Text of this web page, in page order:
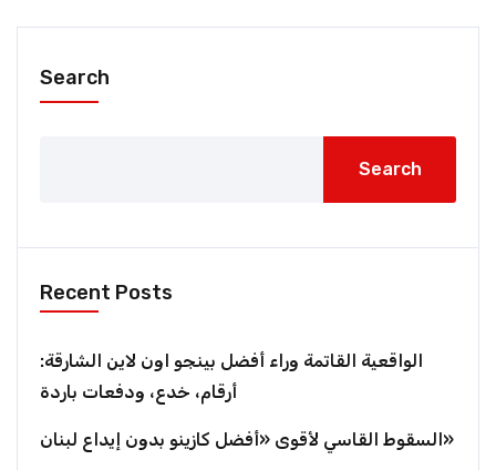
Search
Search
Recent Posts
الواقعية القاتمة وراء أفضل بينجو اون لاين الشارقة:
أرقام، خدع، ودفعات باردة
السقوط القاسي لأقوى «أفضل كازينو بدون إيداع لبنان»